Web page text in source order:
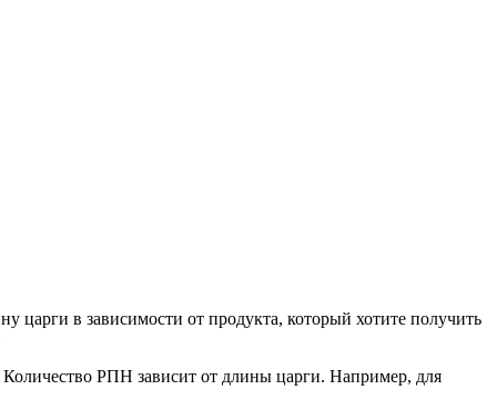
царги в зависимости от продукта, который хотите получить
РПН зависит от длины царги. Например, для